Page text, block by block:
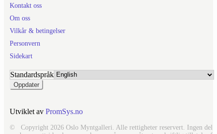
Kontakt oss
Om oss
Vilkår & betingelser
Personvern
Sidekart
Standardspråk
Utviklet av PromSys.no
© Copyright 2026 Oslo Myntgalleri. Alle rettigheter reservert. Ingen del